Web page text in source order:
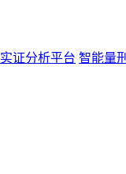
实证分析平台 智能量